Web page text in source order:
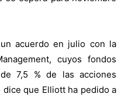
acuerdo en julio con la
cuyos fondos
7,5 % de las acciones
que Elliott ha pedido a